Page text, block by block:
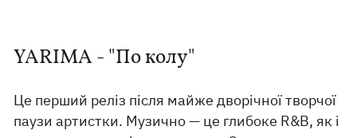
YARIMA - "По колу"
Це перший реліз після майже дворічної творчої
паузи артистки. Музично — це глибоке R&B, як і